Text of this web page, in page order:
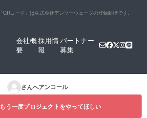
「QRコード」は株式会社デンソーウェーブの登録商標です。
会社概
要
採用情
報
パートナー
募集
さんへアンコール
もう一度プロジェクトをやってほしい